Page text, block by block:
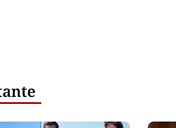
eMAG de către Naspers